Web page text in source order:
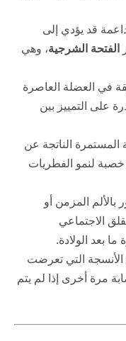
قد يؤدي إلى
الفتحة الشرجية، وهي
في العضلة العاصرة
على التمييز بين
المستمرة الناتجة عن
خصبة لنمو الفطريات
بالألم المزمن أو
الاجتماعي
بعد الولادة.
الأنسجة التي تعرضت
مرة أخرى إذا لم يتم